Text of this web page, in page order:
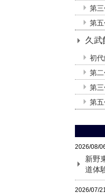
第
第
久武
初
第
第
第
2026/08/
新野
道体
2026/07/